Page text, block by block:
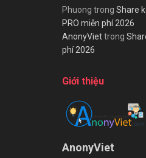
Phuong trong Share
PRO miễn phí 2026
AnonyViettrong
phí 2026
Giới thiệu
AnonyViet